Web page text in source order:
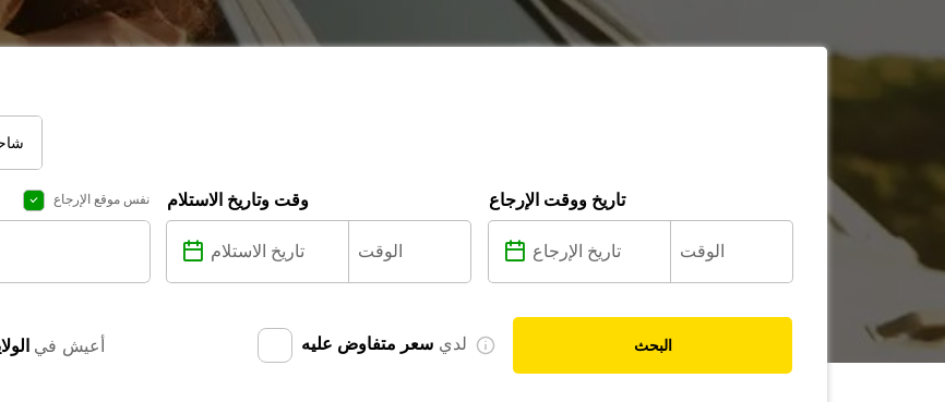
نفس موقع الإرجاع وقت وتاريخ الاستلام تاريخ ووقت الإرجاع
أعيش في لدي سعر متفاوض عليه البحث